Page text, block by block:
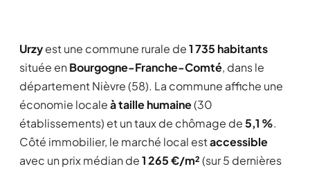
Urzyest une commune rurale de1 735 habitants
située en Bourgogne-Franche-Comté, dans le
département Nièvre (58). La commune affiche une
économie localeà taille humaine(30
établissements) et un taux de chômage de5,1 %.
Côté immobilier, le marché local estaccessible
avec un prix médian de1 265 €/m²(sur 5 dernières